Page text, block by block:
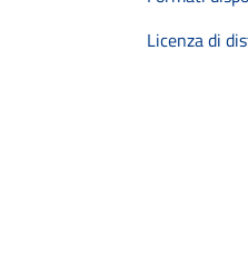
Licenza di